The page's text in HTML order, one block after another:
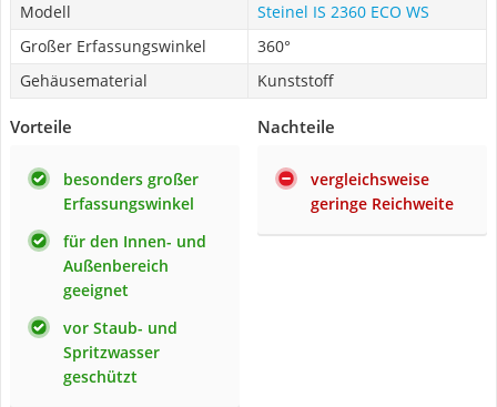
Modell
Steinel IS 2360 ECO WS
Großer Erfassungswinkel
360°
Gehäusematerial
Kunststoff
Vorteile
besonders großer
Erfassungswinkel
für den Innen- und
Außenbereich
geeignet
vor Staub- und
Spritzwasser
geschützt
Nachteile
vergleichsweise
geringe Reichweite